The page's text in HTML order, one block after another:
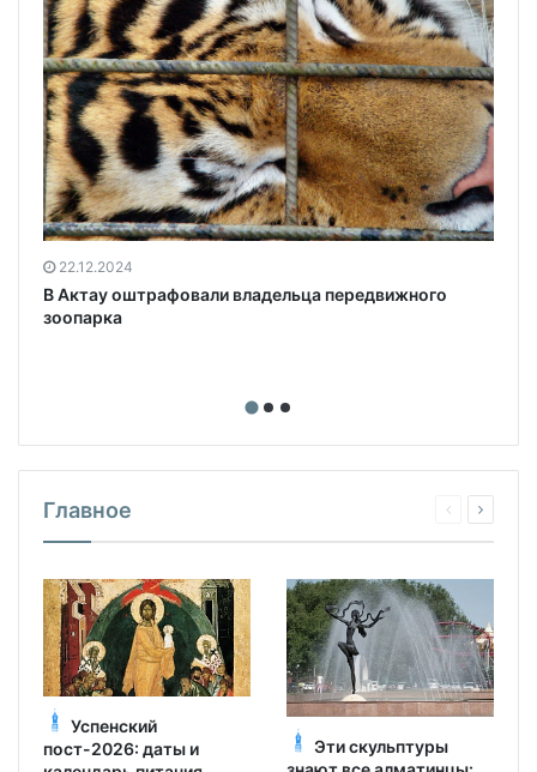
22.12.2024
В Актау оштрафовали владельца передвижного
зоопарка
Главное
Успенский
пост-2026: даты и
Эти скульптуры